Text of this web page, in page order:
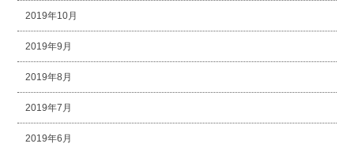
2019年10月
2019年9月
2019年8月
2019年7月
2019年6月